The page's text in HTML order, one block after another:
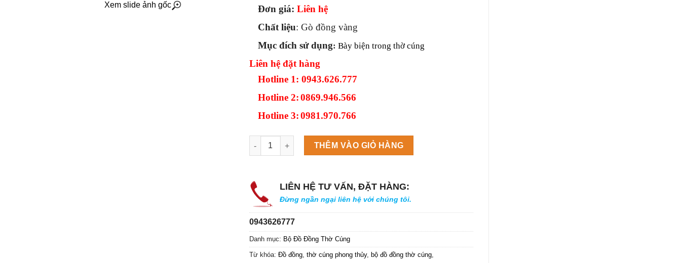
Xem slide ảnh gốc
Đơn giá: Liên hệ
Chất liệu: Gò đồng vàng
Mục đích sử dụng: Bày biện trong thờ cúng
Liên hệ đặt hàng
Hotline 1: 0943.626.777
Hotline 2:0869.946.566
Hotline 3:0981.970.766
Máy làm đá viên Scotsman NW458AS số lượng
THÊM VÀO GIỎ HÀNG
LIÊN HỆ TƯ VẤN, ĐẶT HÀNG:
Đừng ngần ngại liên hệ với chúng tôi.
0943626777
Danh mục: Bộ Đồ Đồng Thờ Cúng
Từ khóa: Đồ đồng, thờ cúng phong thủy, bộ đồ đồng thờ cúng,